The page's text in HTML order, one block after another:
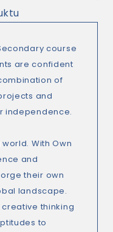
course
are confident
of
and
independence.
With Own
and
their own
landscape.
thinking
to